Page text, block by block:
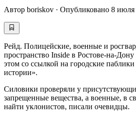
Автор boriskov · Опубликовано 8 июля
Рейд. Полицейские, военные и
пространство Inside в Ростове-на-
этом со ссылкой на городские
истории».
Силовики проверяли у
запрещенные вещества, а военные, в
найти уклонистов, писали очевидцы.